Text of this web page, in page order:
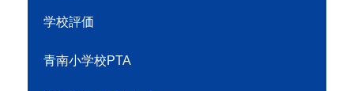
学校評価
青南小学校PTA